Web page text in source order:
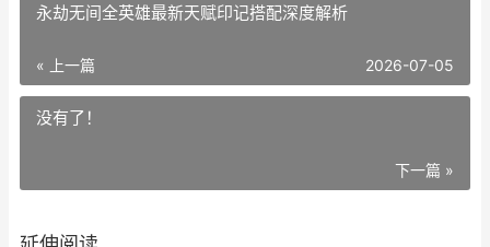
永劫无间全英雄最新天赋印记搭配深度解析
« 上一篇 2026-07-05
没有了！
下一篇 »